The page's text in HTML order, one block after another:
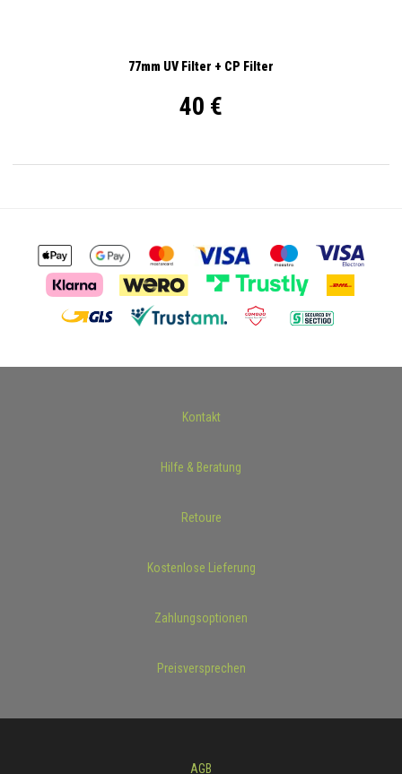
77mm UV Filter + CP Filter
40 €
Kontakt
Hilfe & Beratung
Retoure
Kostenlose Lieferung
Zahlungsoptionen
Preisversprechen
AGB